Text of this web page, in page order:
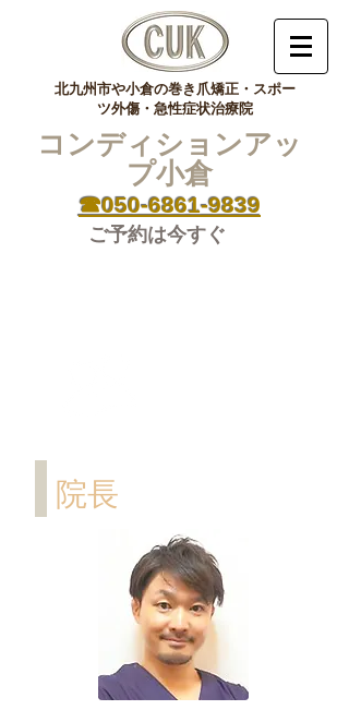
北九州市や小倉の巻き爪矯正・スポー
ツ外傷・急性症状治療院
コンディションアッ
プ小倉
☎050-6861-9839
ご予約は今すぐ
院長